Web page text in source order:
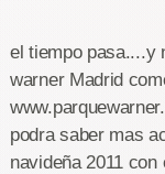
el tiempo pasa....y
warner Madrid
podra saber mas
navideña 2011